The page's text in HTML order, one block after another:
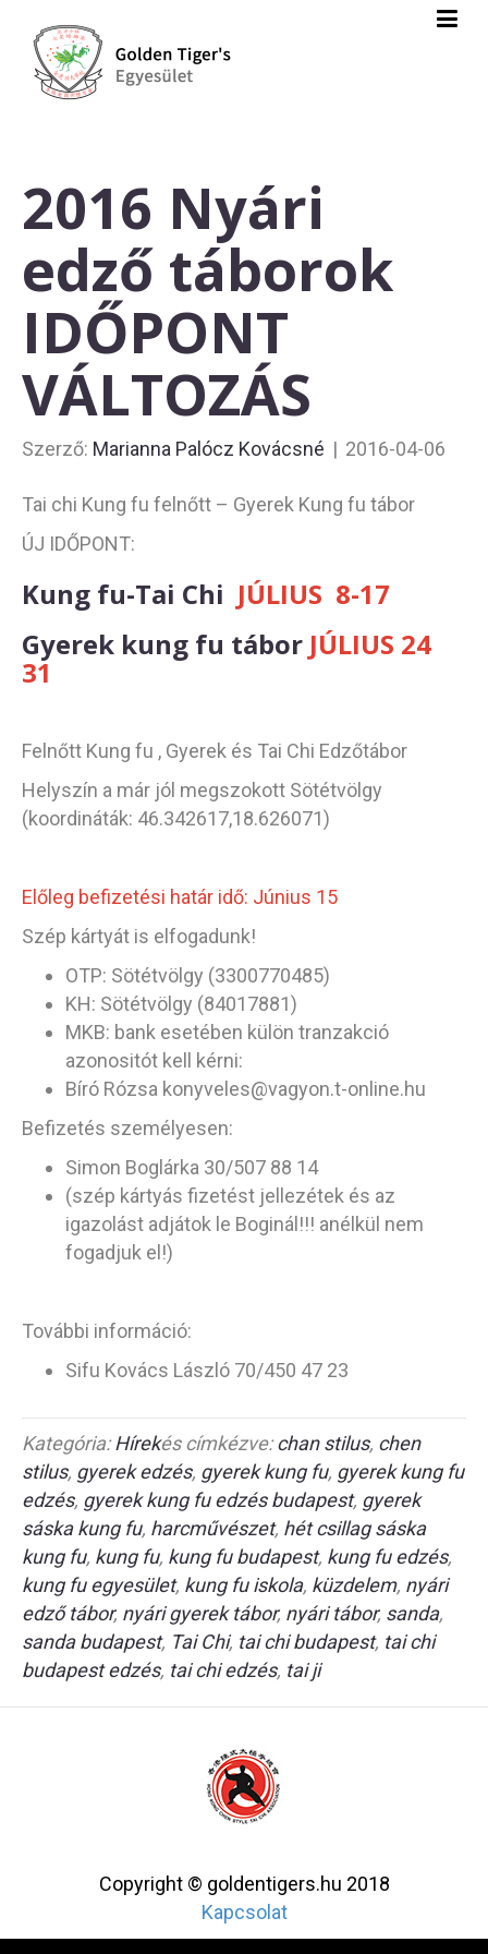
2016 Nyári
edző táborok
IDŐPONT
VÁLTOZÁS
Szerző: Marianna Palócz Kovácsné | 2016-04-06
Tai chi Kung fu felnőtt – Gyerek Kung fu tábor
ÚJ IDŐPONT:
Kung fu-Tai Chi JÚLIUS 8-17
Gyerek kung fu tábor JÚLIUS 24
31
Felnőtt Kung fu , Gyerek és Tai Chi Edzőtábor
Helyszín a már jól megszokott Sötétvölgy
(koordináták: 46.342617,18.626071)
Előleg befizetési határ idő: Június 15
Szép kártyát is elfogadunk!
OTP: Sötétvölgy (3300770485)
KH: Sötétvölgy (84017881)
MKB: bank esetében külön tranzakció
azonositót kell kérni:
Bíró Rózsa konyveles@vagyon.t-online.hu
Befizetés személyesen:
Simon Boglárka 30/507 88 14
(szép kártyás fizetést jellezétek és az
igazolást adjátok le Boginál!!! anélkül nem
fogadjuk el!)
További információ:
Sifu Kovács László 70/450 47 23
Kategória:Hírekés címkézve:chan stilus, chen
stilus, gyerek edzés, gyerek kung fu, gyerek kung fu
edzés, gyerek kung fu edzés budapest, gyerek
sáska kung fu, harcművészet, hét csillag sáska
kung fu, kung fu, kung fu budapest, kung fu edzés,
kung fu egyesület, kung fu iskola, küzdelem, nyári
edző tábor, nyári gyerek tábor, nyári tábor, sanda,
sanda budapest, Tai Chi, tai chi budapest, tai chi
budapest edzés, tai chi edzés, tai ji
Copyright © goldentigers.hu 2018
Kapcsolat